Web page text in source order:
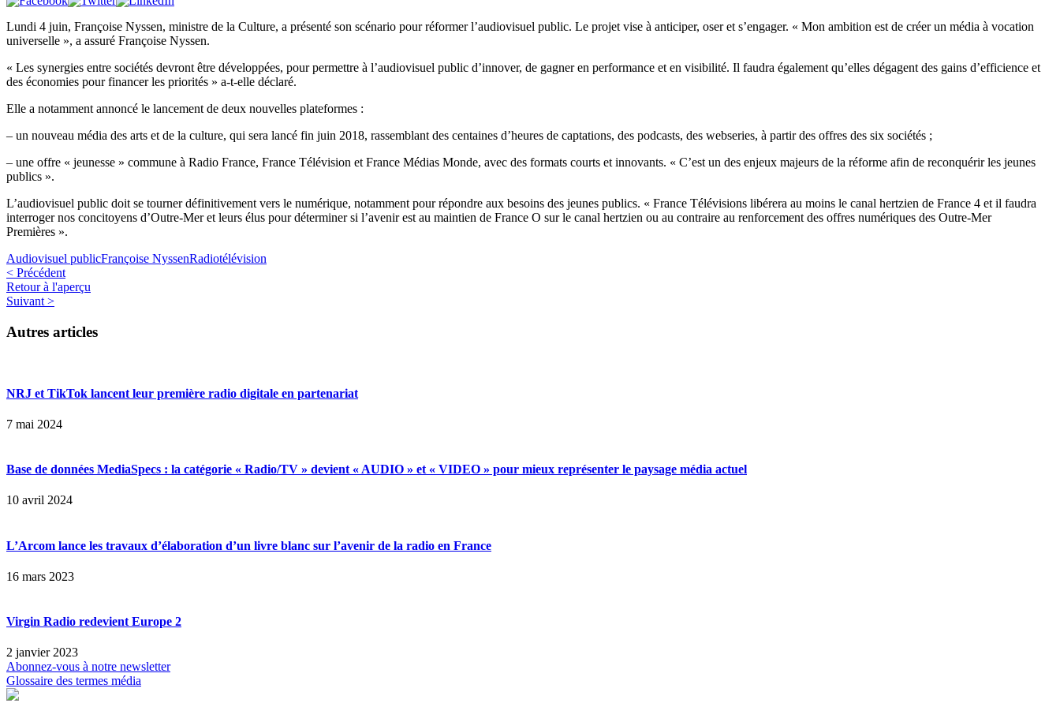
Lundi 4 juin, Françoise Nyssen, ministre de la Culture, a présenté son scénario pour réformer l’audiovisuel public. Le projet vise à anticiper, oser et s’engager. « Mon ambition est de créer un média à vocation
universelle », a assuré Françoise Nyssen.
« Les synergies entre sociétés devront être développées, pour permettre à l’audiovisuel public d’innover, de gagner en performance et en visibilité. Il faudra également qu’elles dégagent des gains d’efficience et
des économies pour financer les priorités » a-t-elle déclaré.
Elle a notamment annoncé le lancement de deux nouvelles plateformes :
– un nouveau média des arts et de la culture, qui sera lancé fin juin 2018, rassemblant des centaines d’heures de captations, des podcasts, des webseries, à partir des offres des six sociétés ;
– une offre « jeunesse » commune à Radio France, France Télévision et France Médias Monde, avec des formats courts et innovants. « C’est un des enjeux majeurs de la réforme afin de reconquérir les jeunes
publics ».
L’audiovisuel public doit se tourner définitivement vers le numérique, notamment pour répondre aux besoins des jeunes publics. « France Télévisions libérera au moins le canal hertzien de France 4 et il faudra
interroger nos concitoyens d’Outre-Mer et leurs élus pour déterminer si l’avenir est au maintien de France O sur le canal hertzien ou au contraire au renforcement des offres numériques des Outre-Mer
Premières ».
Audiovisuel publicFrançoise NyssenRadiotélévision
< Précédent
Retour à l'aperçu
Suivant >
Autres articles
NRJ et TikTok lancent leur première radio digitale en partenariat
7 mai 2024
Base de données MediaSpecs : la catégorie « Radio/TV » devient « AUDIO » et « VIDEO » pour mieux représenter le paysage média actuel
10 avril 2024
L’Arcom lance les travaux d’élaboration d’un livre blanc sur l’avenir de la radio en France
16 mars 2023
Virgin Radio redevient Europe 2
2 janvier 2023
Abonnez-vous à notre newsletter
Glossaire des termes média